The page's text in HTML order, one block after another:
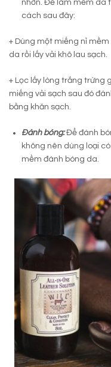
nhờn. Để làm mềm da
cách sau đây:
+ Dùng một miếng nỉ
da rồi lấy vải khô lau sạch.
+ Lọc lấy lòng trắng trứng
miếng vải sạch sau đó
bằng khăn sạch.
Đánh bóng:Để đánh
không nên dùng loại
mềm đánh bóng da.